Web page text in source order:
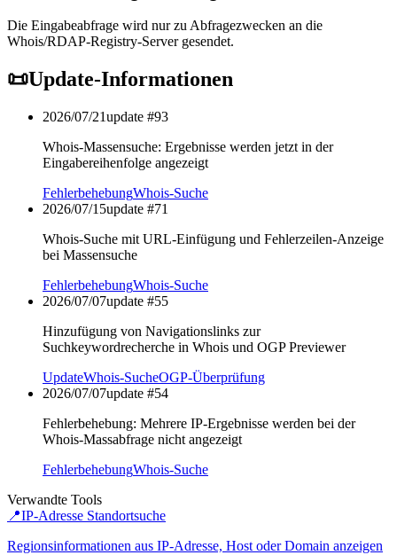
Die Eingabeabfrage wird nur zu Abfragezwecken an die
Whois/RDAP-Registry-Server gesendet.
📜Update-Informationen
2026/07/21update #93
Whois-Massensuche: Ergebnisse werden jetzt in der
Eingabereihenfolge angezeigt
FehlerbehebungWhois-Suche
2026/07/15update #71
Whois-Suche mit URL-Einfügung und Fehlerzeilen-Anzeige
bei Massensuche
FehlerbehebungWhois-Suche
2026/07/07update #55
Hinzufügung von Navigationslinks zur
Suchkeywordrecherche in Whois und OGP Previewer
UpdateWhois-SucheOGP-Überprüfung
2026/07/07update #54
Fehlerbehebung: Mehrere IP-Ergebnisse werden bei der
Whois-Massabfrage nicht angezeigt
FehlerbehebungWhois-Suche
Verwandte Tools
📍IP-Adresse Standortsuche
Regionsinformationen aus IP-Adresse, Host oder Domain anzeigen